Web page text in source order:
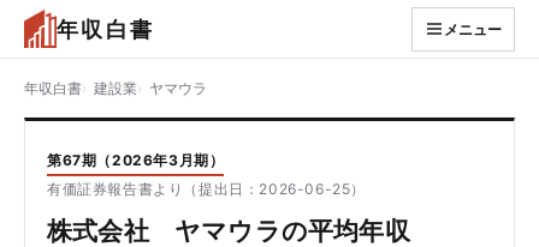
年収白書 メニュー
年収白書 建設業 ヤマウラ
第67期（2026年3月期）
有価証券報告書より（提出日：2026-06-25）
株式会社 ヤマウラの平均年収